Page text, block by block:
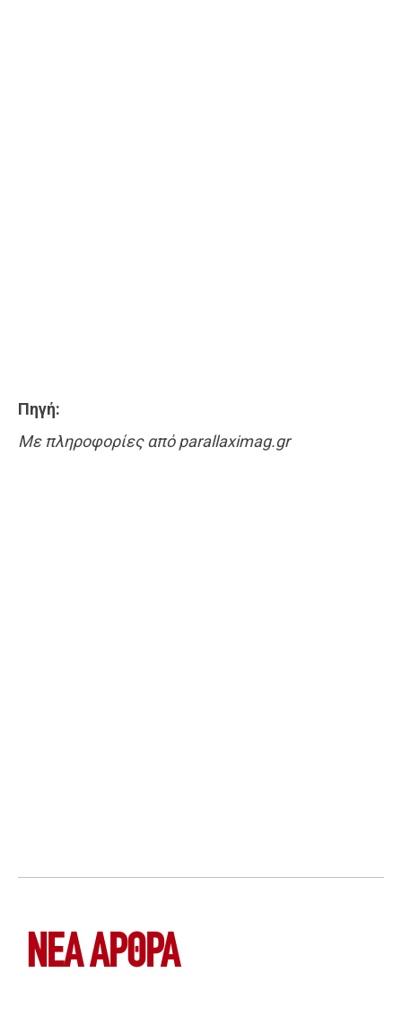
Πηγή:
Με πληροφορίες από parallaximag.gr
ΝΕΑ ΆΡΘΡΑ